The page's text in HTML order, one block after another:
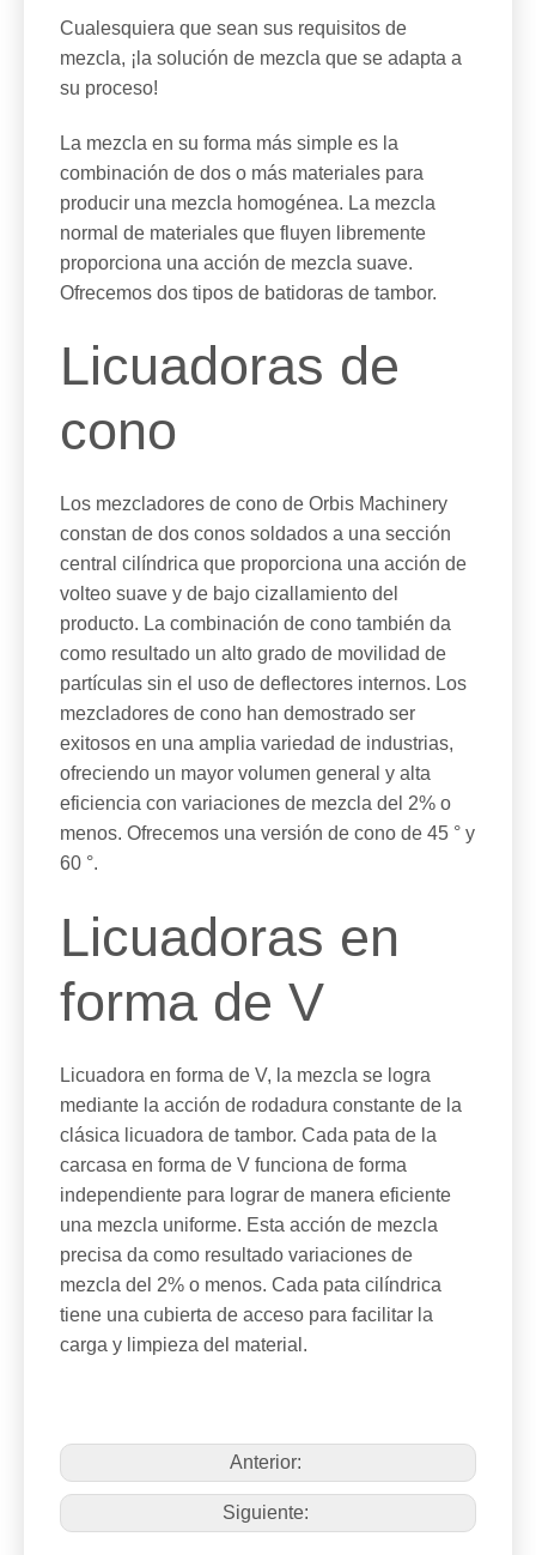
Cualesquiera que sean sus requisitos de
mezcla, ¡la solución de mezcla que se adapta a
su proceso!
La mezcla en su forma más simple es la
combinación de dos o más materiales para
producir una mezcla homogénea. La mezcla
normal de materiales que fluyen libremente
proporciona una acción de mezcla suave.
Ofrecemos dos tipos de batidoras de tambor.
Licuadoras de
cono
Los mezcladores de cono de Orbis Machinery
constan de dos conos soldados a una sección
central cilíndrica que proporciona una acción de
volteo suave y de bajo cizallamiento del
producto. La combinación de cono también da
como resultado un alto grado de movilidad de
partículas sin el uso de deflectores internos. Los
mezcladores de cono han demostrado ser
exitosos en una amplia variedad de industrias,
ofreciendo un mayor volumen general y alta
eficiencia con variaciones de mezcla del 2% o
menos. Ofrecemos una versión de cono de 45 ° y
60 °.
Licuadoras en
forma de V
Licuadora en forma de V, la mezcla se logra
mediante la acción de rodadura constante de la
clásica licuadora de tambor. Cada pata de la
carcasa en forma de V funciona de forma
independiente para lograr de manera eficiente
una mezcla uniforme. Esta acción de mezcla
precisa da como resultado variaciones de
mezcla del 2% o menos. Cada pata cilíndrica
tiene una cubierta de acceso para facilitar la
carga y limpieza del material.
Anterior:
Siguiente: